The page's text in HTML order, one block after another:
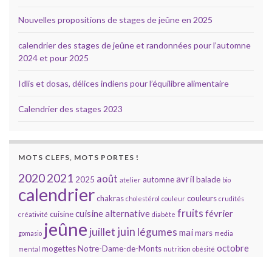
Nouvelles propositions de stages de jeûne en 2025
calendrier des stages de jeûne et randonnées pour l’automne
2024 et pour 2025
Idlis et dosas, délices indiens pour l’équilibre alimentaire
Calendrier des stages 2023
MOTS CLEFS, MOTS PORTES !
20202021 2025 août atelier automneavril balade bio
calendrierchakras cholestérol couleur couleurs crudités
créativité cuisinecuisine alternative diabète fruits février
gomasio jeûne juillet juin légumes maimars media
mental mogettesNotre-Dame-de-Monts nutrition obésité octobre